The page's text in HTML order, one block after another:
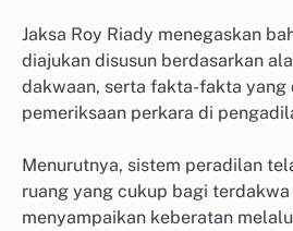
Jaksa Roy Riady menegaskan
diajukan disusun berdasarkan
dakwaan, serta fakta-fakta yang
pemeriksaan perkara di
Menurutnya, sistem peradilan
ruang yang cukup bagi terdakwa
menyampaikan keberatan